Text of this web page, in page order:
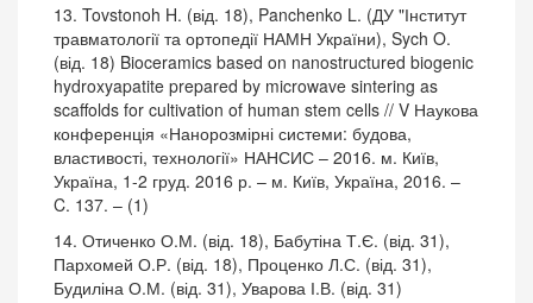
13. Tovstonoh H. (від. 18), Panchenko L. (ДУ "Інститут
травматології та ортопедії НАМН України), Sych O.
(від. 18) Bioceramics based on nanostructured biogenic
hydroxyapatite prepared by microwave sintering as
scaffolds for cultivation of human stem cells // V Наукова
конференція «Нанорозмірні системи: будова,
властивості, технології» НАНСИС – 2016. м. Київ,
Україна, 1-2 груд. 2016 р. – м. Київ, Україна, 2016. –
C. 137. – (1)
14. Отиченко О.М. (від. 18), Бабутіна Т.Є. (від. 31),
Пархомей О.Р. (від. 18), Проценко Л.С. (від. 31),
Будиліна О.М. (від. 31), Уварова І.В. (від. 31)